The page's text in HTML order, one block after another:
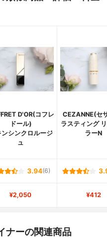
D'OR(コフレ
ドール)
ンシンクロルージ
ュ
CEZANNE(セ
ラスティング
ラーN
3.94(6)
¥2,050 ¥412
ナーの関連商品